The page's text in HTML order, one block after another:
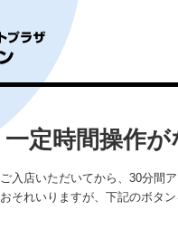
一定時間操作
ご入店いただいてから、30分間
おそれいりますが、下記のボタ